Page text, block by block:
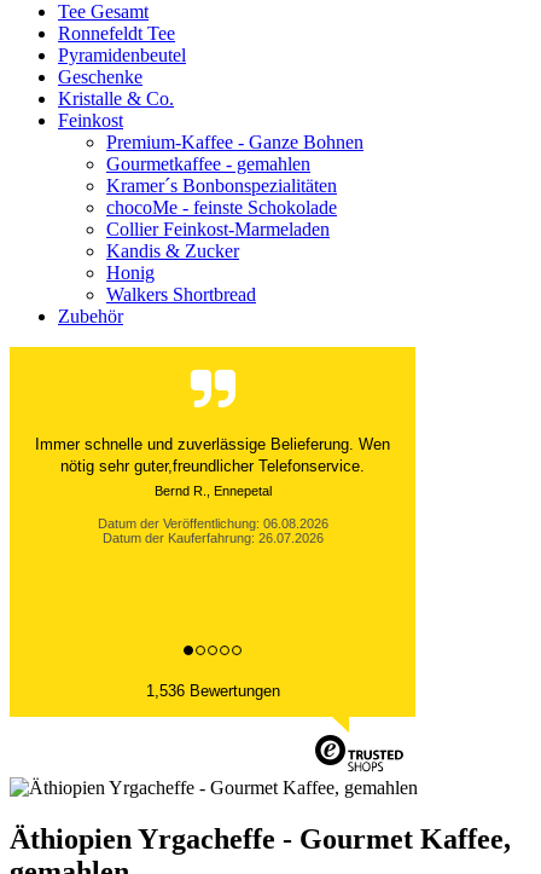
Tee Gesamt
Ronnefeldt Tee
Pyramidenbeutel
Geschenke
Kristalle & Co.
Feinkost
Premium-Kaffee - Ganze Bohnen
Gourmetkaffee - gemahlen
Kramer´s Bonbonspezialitäten
chocoMe - feinste Schokolade
Collier Feinkost-Marmeladen
Kandis & Zucker
Honig
Walkers Shortbread
Zubehör
Immer schnelle und zuverlässige Belieferung. Wen
nötig sehr guter,freundlicher Telefonservice.
Bernd R., Ennepetal
Datum der Veröffentlichung: 06.08.2026
Datum der Kauferfahrung: 26.07.2026
1,536 Bewertungen
Äthiopien Yrgacheffe - Gourmet Kaffee,